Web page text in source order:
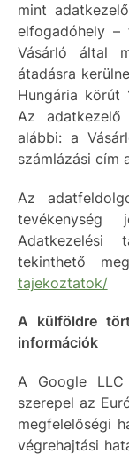
mint
elfogadóhely –
Vásárló által
átadásra
Hungária körút
Az
alábbi: a
számlázási cím
Az
Adatkezelési
tekinthető
tajekoztatok/
A külföldre
információk
A Google
szerepel az
megfelelőségi
végrehajtási